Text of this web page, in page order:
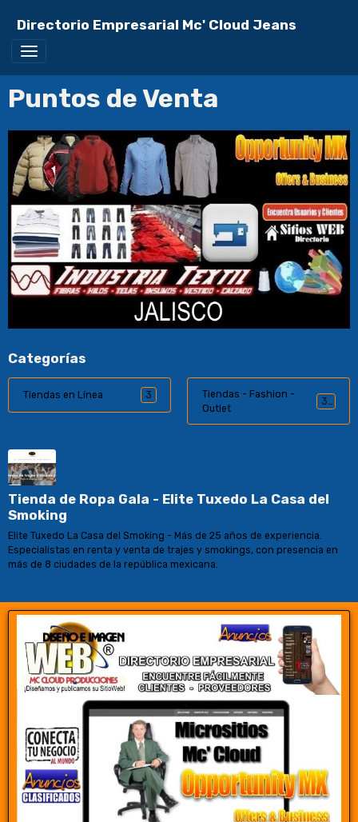
Directorio Empresarial Mc' Cloud Jeans
Puntos de Venta
Categorías
Tiendas en Línea 3
Tiendas - Fashion -
Outlet
31
Tienda de Ropa Gala - Elite Tuxedo La Casa del
Smoking
Elite Tuxedo La Casa del Smoking - Más de 25 años de experiencia.
Especialistas en renta y venta de trajes y smokings, con presencia en
más de 8 ciudades de la república mexicana.